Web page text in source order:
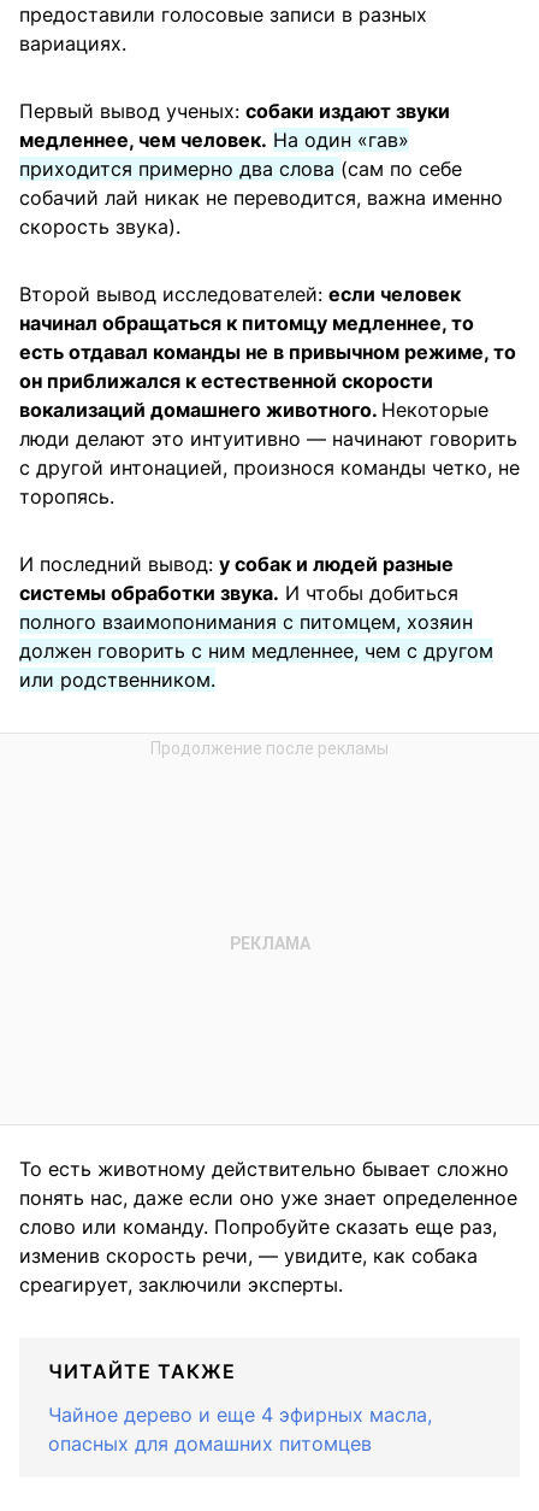
предоставили голосовые записи в разных
вариациях.
Первый вывод ученых: собаки издают звуки
медленнее, чем человек. На один «гав»
приходится примерно два слова (сам по себе
собачий лай никак не переводится, важна именно
скорость звука).
Второй вывод исследователей: если человек
начинал обращаться к питомцу медленнее, то
есть отдавал команды не в привычном режиме, то
он приближался к естественной скорости
вокализаций домашнего животного. Некоторые
люди делают это интуитивно — начинают говорить
с другой интонацией, произнося команды четко, не
торопясь.
И последний вывод: у собак и людей разные
системы обработки звука. И чтобы добиться
полного взаимопонимания с питомцем, хозяин
должен говорить с ним медленнее, чем с другом
или родственником.
То есть животному действительно бывает сложно
понять нас, даже если оно уже знает определенное
слово или команду. Попробуйте сказать еще раз,
изменив скорость речи, — увидите, как собака
среагирует, заключили эксперты.
ЧИТАЙТЕ ТАКЖЕ
Чайное дерево и еще 4 эфирных масла,
опасных для домашних питомцев